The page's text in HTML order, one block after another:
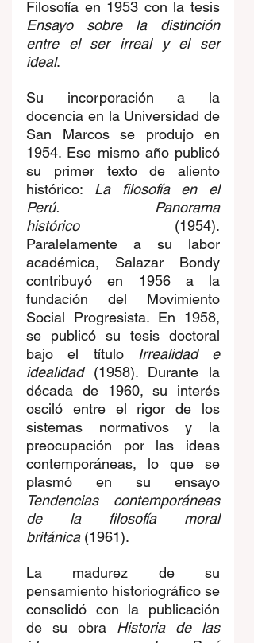
Ensayo sobre la distinción
entre el ser irreal y el ser
ideal.
Su incorporación a la
docencia en la Universidad de
San Marcos se produjo en
1954. Ese mismo año publicó
su primer texto de aliento
histórico: La filosofía en el
Perú. Panorama
histórico (1954).
Paralelamente a su labor
académica, Salazar Bondy
contribuyó en 1956 a la
fundación del Movimiento
Social Progresista. En 1958,
se publicó su tesis doctoral
bajo el título Irrealidad e
idealidad (1958). Durante la
década de 1960, su interés
osciló entre el rigor de los
sistemas normativos y la
preocupación por las ideas
contemporáneas, lo que se
Tendencias contemporáneas
de la filosofía moral
británica (1961).
La madurez de su
pensamiento historiográfico se
consolidó con la publicación
de su obra Historia de las